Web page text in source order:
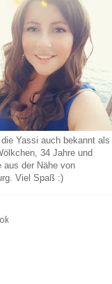
die Yassi auch bekannt als
34 Jahre und
aus der Nähe von
Viel Spaß :)